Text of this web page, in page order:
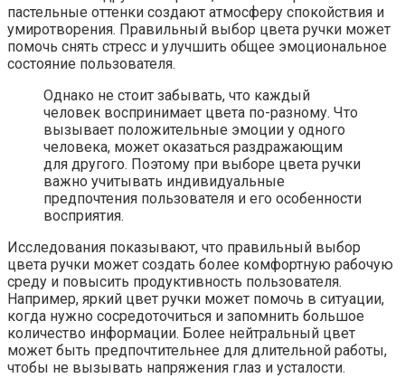
пастельные оттенки создают атмосферу спокойствия и
умиротворения. Правильный выбор цвета ручки может
помочь снять стресс и улучшить общее эмоциональное
состояние пользователя.
Однако не стоит забывать, что каждый
человек воспринимает цвета по-разному. Что
вызывает положительные эмоции у одного
человека, может оказаться раздражающим
для другого. Поэтому при выборе цвета ручки
важно учитывать индивидуальные
предпочтения пользователя и его особенности
восприятия.
Исследования показывают, что правильный выбор
цвета ручки может создать более комфортную рабочую
среду и повысить продуктивность пользователя.
Например, яркий цвет ручки может помочь в ситуации,
когда нужно сосредоточиться и запомнить большое
количество информации. Более нейтральный цвет
может быть предпочтительнее для длительной работы,
чтобы не вызывать напряжения глаз и усталости.